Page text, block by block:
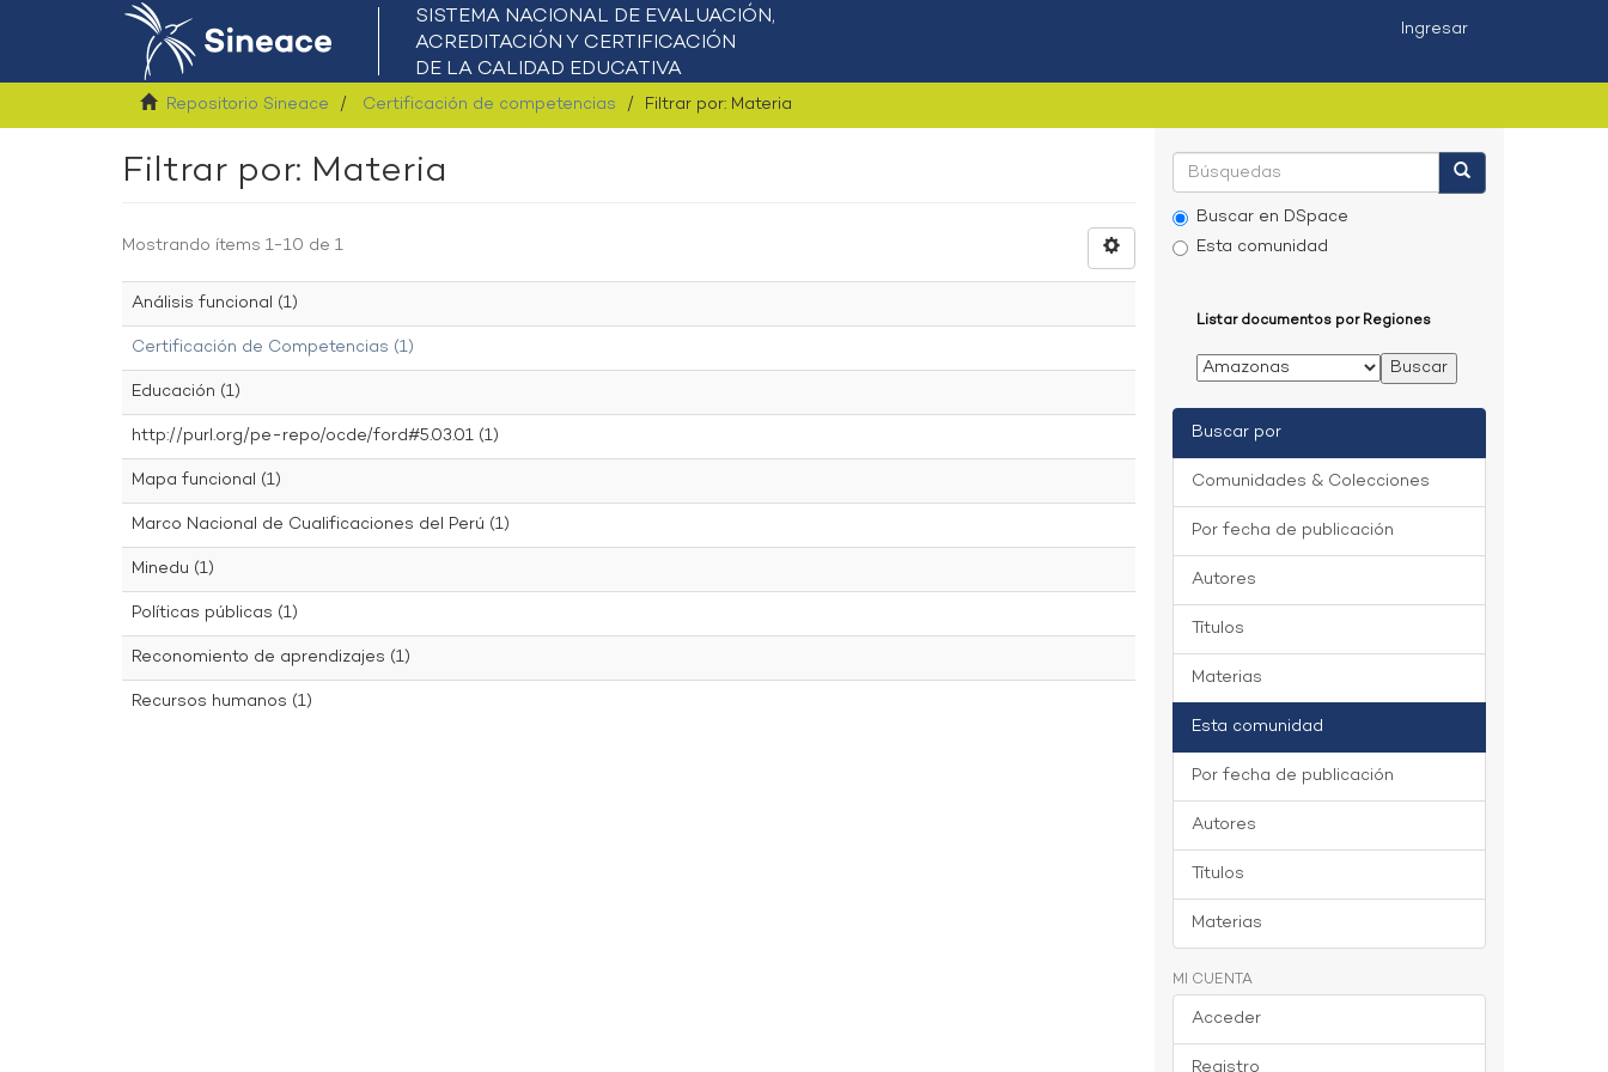
Ingresar
Repositorio Sineace Certificación de competencias Filtrar por: Materia
Filtrar por: Materia
Mostrando ítems 1-10 de 1
Análisis funcional (1)
Certificación de Competencias (1)
Educación (1)
http://purl.org/pe-repo/ocde/ford#5.03.01 (1)
Mapa funcional (1)
Marco Nacional de Cualificaciones del Perú (1)
Minedu (1)
Políticas públicas (1)
Reconomiento de aprendizajes (1)
Recursos humanos (1)
Buscar en DSpace
Esta comunidad
Listar documentos por Regiones
Buscar por
Comunidades & Colecciones
Por fecha de publicación
Autores
Títulos
Materias
Esta comunidad
Por fecha de publicación
Autores
Títulos
Materias
MI CUENTA
Acceder